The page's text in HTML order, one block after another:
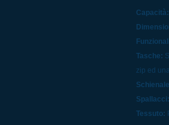
Capacità:
Tasche:
zip ed
Spallacci:
Tessuto: